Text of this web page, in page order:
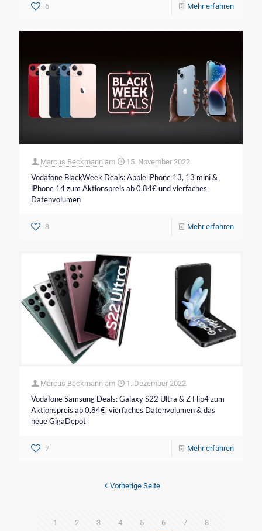
6 Mehr erfahren
Marcus Beckmann am 15. November 2022
Vodafone BlackWeek Deals: Apple iPhone 13, 13 mini &
iPhone 14 zum Aktionspreis ab 0,84€ und vierfaches
Datenvolumen
8 Mehr erfahren
Marcus Beckmann am 1. Dezember 2022
Vodafone Samsung Deals: Galaxy S22 Ultra & Z Flip4 zum
Aktionspreis ab 0,84€, vierfaches Datenvolumen & das
neue GigaDepot
7 Mehr erfahren
Vorherige Seite
1 2 3 4 5 6 7 8